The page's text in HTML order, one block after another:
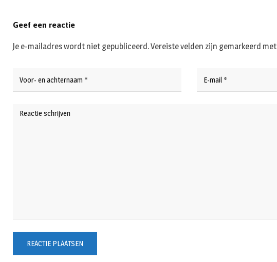
Geef een reactie
Je e-mailadres wordt niet gepubliceerd.Vereiste velden zijn gemarkeerd met